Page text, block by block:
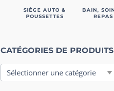
SIÉGE AUTO &
POUSSETTES
BAIN,
REPAS
CATÉGORIES DE PRODUITS